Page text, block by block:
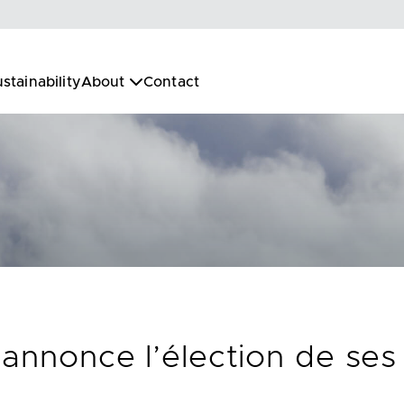
About Contact
l’élection de